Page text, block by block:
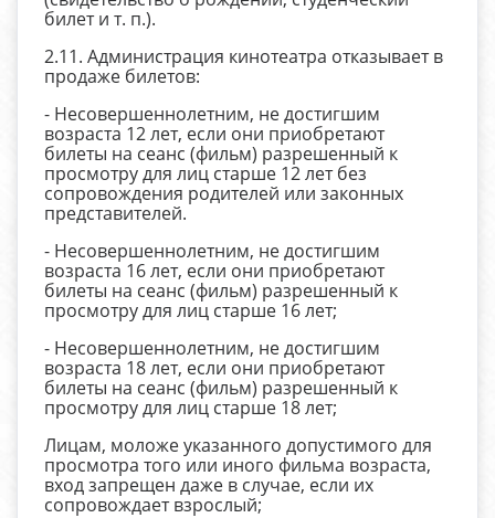
билет и т. п.).
2.11. Администрация кинотеатра отказывает в
продаже билетов:
- Несовершеннолетним, не достигшим
возраста 12 лет, если они приобретают
билеты на сеанс (фильм) разрешенный к
просмотру для лиц старше 12 лет без
сопровождения родителей или законных
представителей.
- Несовершеннолетним, не достигшим
возраста 16 лет, если они приобретают
билеты на сеанс (фильм) разрешенный к
просмотру для лиц старше 16 лет;
- Несовершеннолетним, не достигшим
возраста 18 лет, если они приобретают
билеты на сеанс (фильм) разрешенный к
просмотру для лиц старше 18 лет;
Лицам, моложе указанного допустимого для
просмотра того или иного фильма возраста,
вход запрещен даже в случае, если их
сопровождает взрослый;